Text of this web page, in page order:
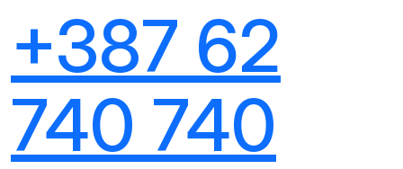
+387 62
740 740